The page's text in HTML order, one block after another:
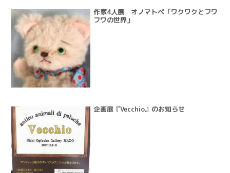
作家4人展 オノマトペ「ワクワクとフワ
フワの世界」
企画展『Vecchio』のお知らせ